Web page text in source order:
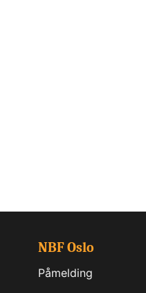
NBF Oslo
Påmelding